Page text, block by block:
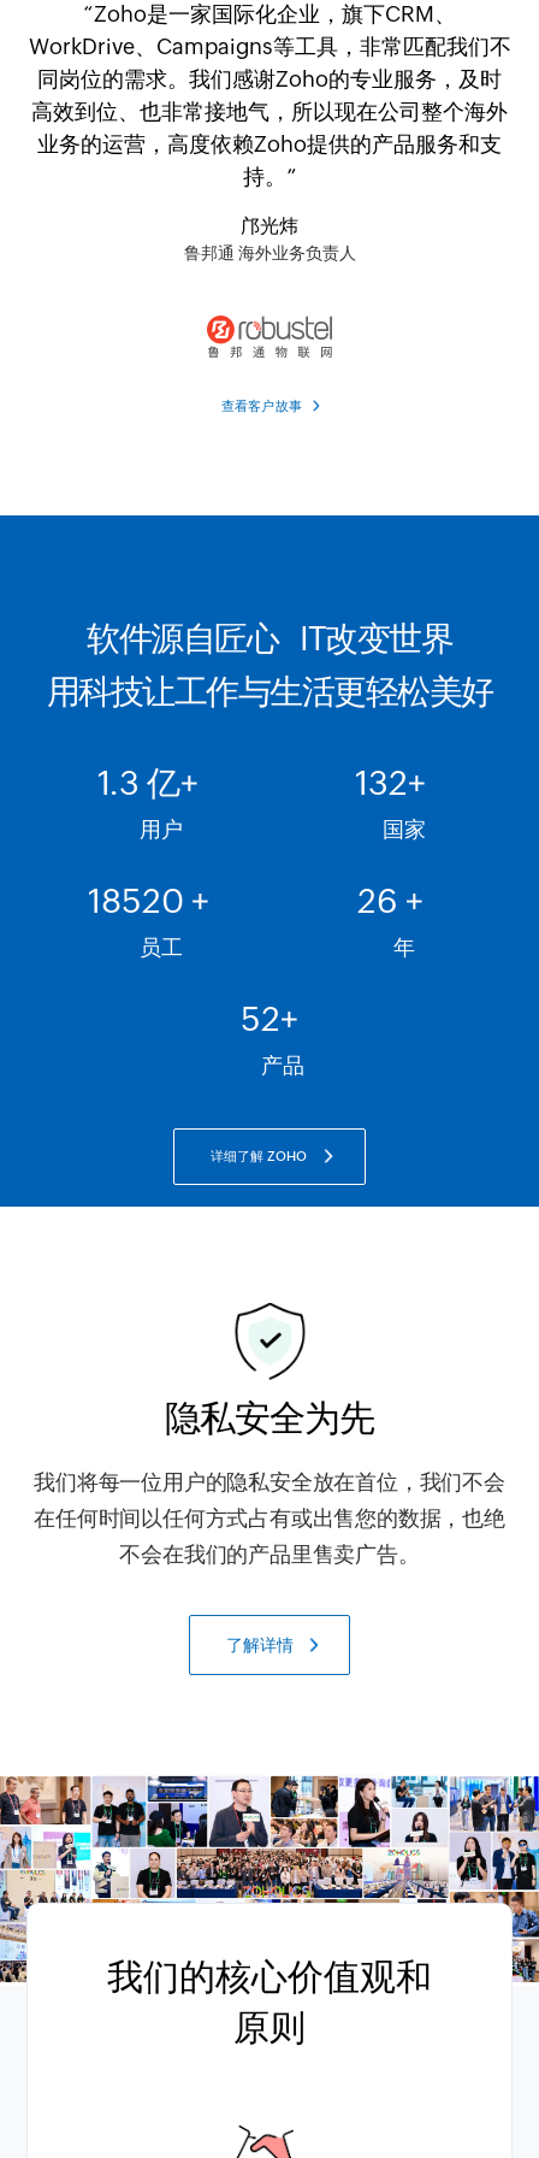
“Zoho是一家国际化企业，旗下CRM、
WorkDrive、Campaigns等工具，非常匹配我们不
同岗位的需求。我们感谢Zoho的专业服务，及时
高效到位、也非常接地气，所以现在公司整个海外
业务的运营，高度依赖Zoho提供的产品服务和支
持。”
邝光炜
鲁邦通 海外业务负责人
查看客户故事
软件源自匠心 IT改变世界
用科技让工作与生活更轻松美好
1.5 亿+
用户
149+
国家
18975 +
员工
29 +
年
59+
产品
详细了解 ZOHO
隐私安全为先
我们将每一位用户的隐私安全放在首位，我们不会
在任何时间以任何方式占有或出售您的数据，也绝
不会在我们的产品里售卖广告。
了解详情
我们的核心价值观和
原则